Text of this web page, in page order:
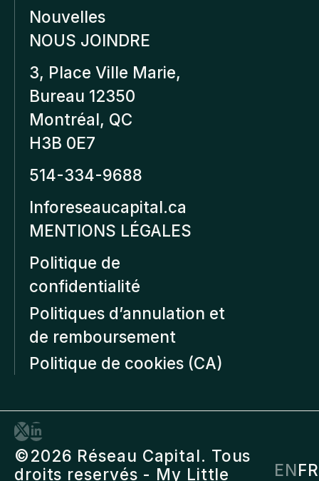
Nouvelles
NOUS JOINDRE
3, Place Ville Marie,
Bureau 12350
Montréal, QC
H3B 0E7
514-334-9688
Inforeseaucapital.ca
MENTIONS LÉGALES
Politique de
confidentialité
Politiques d’annulation et
de remboursement
Politique de cookies (CA)
©2026 Réseau Capital. Tous
droits reservés - My Little ENFR